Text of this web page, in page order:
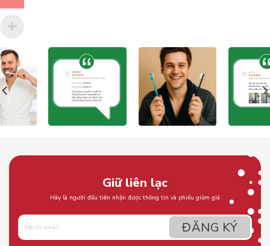
Giữ liên lạc
Hãy là người đầu tiên nhận được thông tin và phiếu giảm giá